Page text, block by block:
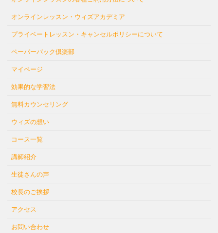
オンラインレッスン・ウィズアカデミア
プライベートレッスン・キャンセルポリシーについて
ペーパーバック倶楽部
マイページ
効果的な学習法
無料カウンセリング
ウィズの想い
コース一覧
講師紹介
生徒さんの声
校長のご挨拶
アクセス
お問い合わせ